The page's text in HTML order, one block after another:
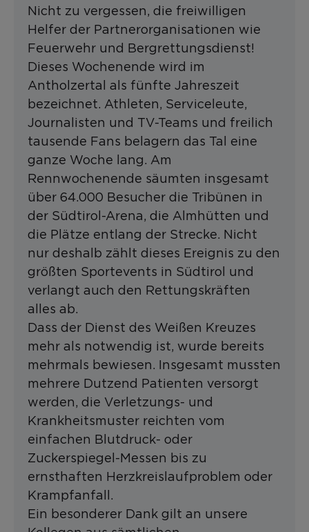
Nicht zu vergessen, die freiwilligen
Helfer der Partnerorganisationen wie
Feuerwehr und Bergrettungsdienst!
Dieses Wochenende wird im
Antholzertal als fünfte Jahreszeit
bezeichnet. Athleten, Serviceleute,
Journalisten und TV-Teams und freilich
tausende Fans belagern das Tal eine
ganze Woche lang. Am
Rennwochenende säumten insgesamt
über 64.000 Besucher die Tribünen in
der Südtirol-Arena, die Almhütten und
die Plätze entlang der Strecke. Nicht
nur deshalb zählt dieses Ereignis zu den
größten Sportevents in Südtirol und
verlangt auch den Rettungskräften
alles ab.
Dass der Dienst des Weißen Kreuzes
mehr als notwendig ist, wurde bereits
mehrmals bewiesen. Insgesamt mussten
mehrere Dutzend Patienten versorgt
werden, die Verletzungs- und
Krankheitsmuster reichten vom
einfachen Blutdruck- oder
Zuckerspiegel-Messen bis zu
ernsthaften Herzkreislaufproblem oder
Krampfanfall.
Ein besonderer Dank gilt an unsere